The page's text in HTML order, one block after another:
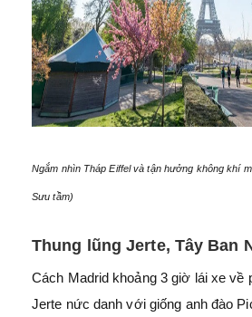
Ngắm nhìn Tháp Eiffel và tận hưởng không khí
Sưu tầm)
Thung lũng Jerte, Tây Ban
Cách Madrid khoảng 3 giờ lái xe về
Jerte nức danh với giống anh đào